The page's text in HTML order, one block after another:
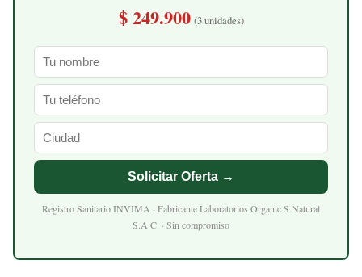
$ 249.900 (3 unidades)
Solicitar Oferta →
Registro Sanitario INVIMA · Fabricante Laboratorios Organic S Natural
S.A.C. · Sin compromiso